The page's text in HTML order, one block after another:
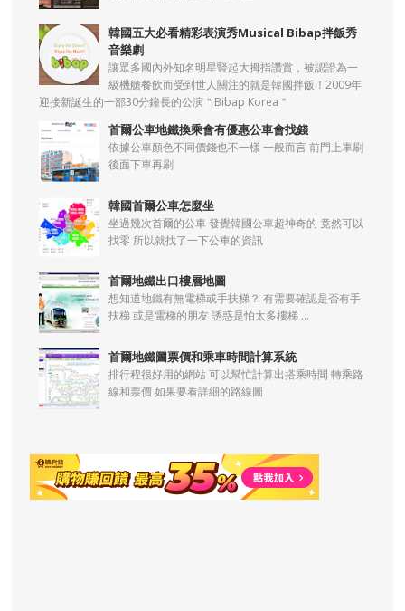
韓國五大必看精彩表演秀Musical Bibap拌飯秀
音樂劇
讓眾多國內外知名明星豎起大拇指讚賞，被認證為一
級機艙餐飲而受到世人關注的就是韓國拌飯！2009年
迎接新誕生的一部30分鐘長的公演＂Bibap Korea＂
首爾公車地鐵換乘會有優惠公車會找錢
依據公車顏色不同價錢也不一樣 一般而言 前門上車刷
後面下車再刷
韓國首爾公車怎麼坐
坐過幾次首爾的公車 發覺韓國公車超神奇的 竟然可以
找零 所以就找了一下公車的資訊
首爾地鐵出口樓層地圖
想知道地鐵有無電梯或手扶梯？ 有需要確認是否有手
扶梯 或是電梯的朋友 誘惑是怕太多樓梯 ...
首爾地鐵圖票價和乘車時間計算系統
排行程很好用的網站 可以幫忙計算出搭乘時間 轉乘路
線和票價 如果要看詳細的路線圖